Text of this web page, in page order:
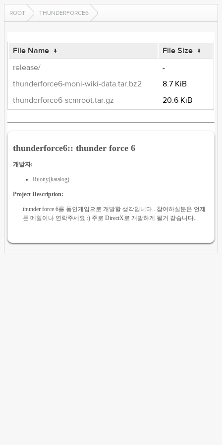
ROOT THUNDERFORCE6
File Name ↓ File Size ↓
release/
-
thunderforce6-moni-wiki-data.tar.bz2
8.7 KiB
thunderforce6-scmroot.tar.gz
20.6 KiB
thunderforce6:: thunder force 6
개발자:
Ruony(katalog)
Project Description:
thunder force 6를 동인게임으로 개발할 생각입니다.. 참여하실분은 언제
든 메일이나 연락주세요 :) 주로 DirectX로 개발하게 될거 같습니다..